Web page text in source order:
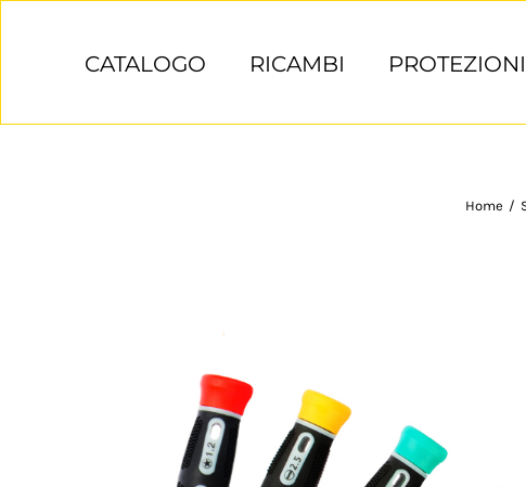
CATALOGO RICAMBI PROTEZIONI
Home /